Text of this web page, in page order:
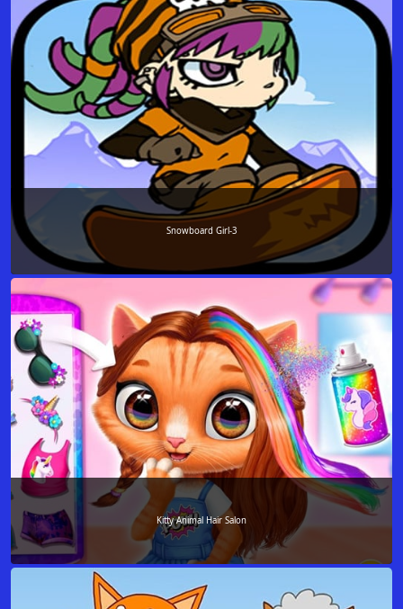
Snowboard Girl-3
Kitty Animal Hair Salon